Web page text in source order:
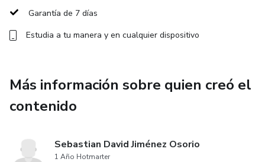
Ideal para quienes buscan un cambio real en su vida
necesitas para convertirte en la mejor versión de ti mismo.
plena y consciente. ¡Tu transformación comienza aquí!
Garantía de 7 días
Estudia a tu manera y en cualquier dispositivo
Más información sobre quien creó el
contenido
Sebastian David Jiménez Osorio
1 Año Hotmarter